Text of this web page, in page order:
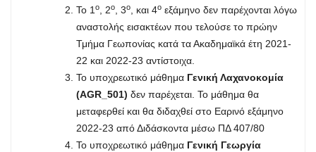
Το 1 ο , 2ο , 3ο , και 4ο εξάμηνο δεν παρέχονται λόγω
αναστολής εισακτέων που τελούσε το πρώην
Τμήμα Γεωπονίας κατά τα Ακαδημαϊκά έτη 2021-
22 και 2022-23 αντίστοιχα.
Το υποχρεωτικό μάθημα Γενική Λαχανοκομία
(AGR_501) δεν παρέχεται. Το μάθημα θα
μεταφερθεί και θα διδαχθεί στο Εαρινό εξάμηνο
2022-23 από Διδάσκοντα μέσω ΠΔ 407/80
Το υποχρεωτικό μάθημα Γενική Γεωργία